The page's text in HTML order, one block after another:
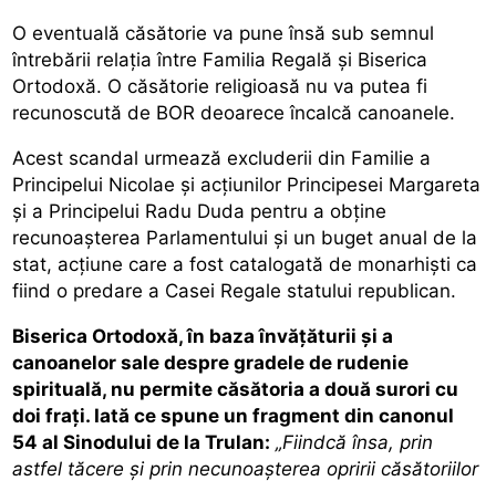
O eventuală căsătorie va pune însă sub semnul
întrebării relația între Familia Regală și Biserica
Ortodoxă. O căsătorie religioasă nu va putea fi
recunoscută de BOR deoarece încalcă canoanele.
Acest scandal urmează excluderii din Familie a
Principelui Nicolae și acțiunilor Principesei Margareta
și a Principelui Radu Duda pentru a obține
recunoașterea Parlamentului și un buget anual de la
stat, acțiune care a fost catalogată de monarhiști ca
fiind o predare a Casei Regale statului republican.
Biserica Ortodoxă, în baza învățăturii și a
canoanelor sale despre gradele de rudenie
spirituală, nu permite căsătoria a două surori cu
doi frați. Iată ce spune un fragment din canonul
54 al Sinodului de la Trulan: „Fiindcă însa, prin
astfel tăcere și prin necunoașterea opririi căsătoriilor